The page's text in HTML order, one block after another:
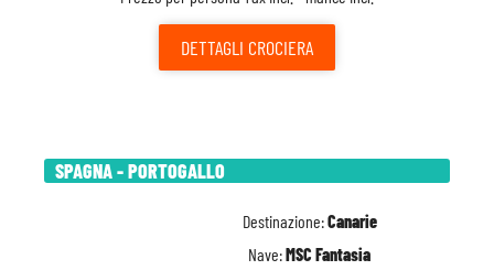
DETTAGLI CROCIERA
SPAGNA - PORTOGALLO
Destinazione:Canarie
Nave:MSC Fantasia